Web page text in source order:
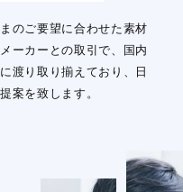
のご要望に合わせた素材
ーカーとの取引で、国内
渡り取り揃えており、日
案を致します。